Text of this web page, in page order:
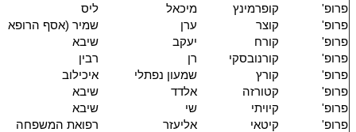
פרופ'
קופרמינץ מיכאל
ליס
פרופ'
קוצר ערן
שמיר (אסף הרופא
פרופ'
קורח יעקב
שיבא
פרופ'
קורנובסקי רן
רבין
פרופ'
קורץ שמעון נפתלי
איכילוב
פרופ'
קטורזה אלדד
שיבא
פרופ'
קיויתי שי
שיבא
פרופ'
קיטאי אליעזר
רפואת המשפחה